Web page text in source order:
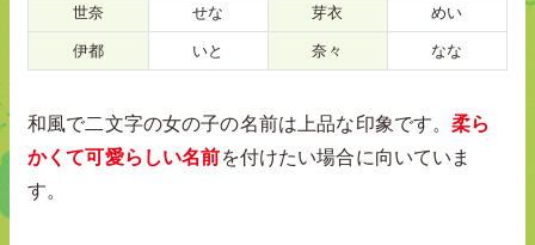
世奈
せな 芽衣
めい
伊都
いと 奈々 なな
和風で二文字の女の子の名前は上品な印象です。柔ら
かくて可愛らしい名前を付けたい場合に向いていま
す。